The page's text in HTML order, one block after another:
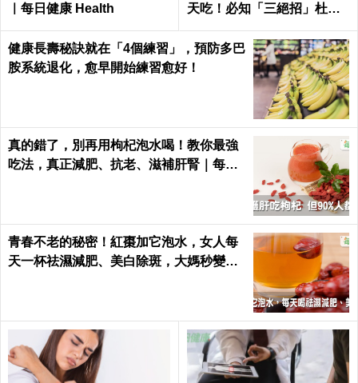
｜每日健康 Health
天吃！必知「三絕招」杜絕
健康長壽秘訣就在「4個練習」，預防多巴
胺系統退化，愈早開始練習愈好！
真的錯了，別再用枸杞泡水喝！教你最強
吃法，真正減肥、抗老、滋補肝腎｜每日
青春不老的秘密！紅棗加它泡水，女人每
天一杯祛濕減肥、美白除斑，大媽秒變少